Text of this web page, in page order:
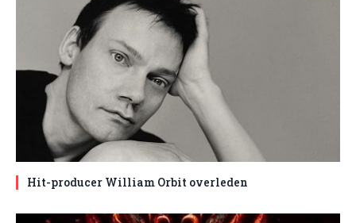
Hit-producer William Orbit overleden